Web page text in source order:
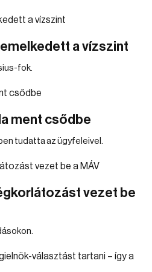
a vízszint
fok.
ment csődbe
tudatta az ügyfeleivel.
vezet be